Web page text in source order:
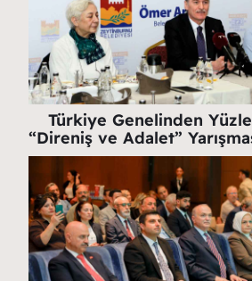
Türkiye Genelinden
“Direniş ve Adalet”